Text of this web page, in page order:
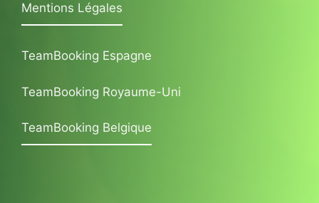
Mentions Légales
TeamBooking Espagne
TeamBooking Royaume-Uni
TeamBooking Belgique